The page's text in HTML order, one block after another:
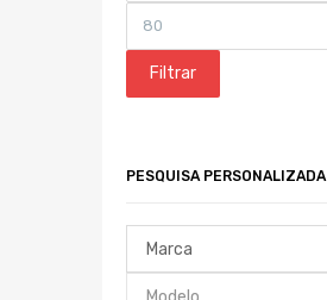
Filtrar
PESQUISA PERSONALIZADA